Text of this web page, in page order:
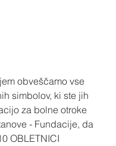
obveščamo vse
simbolov, ki ste jih
za bolne otroke
- Fundacije, da
OBLETNICI